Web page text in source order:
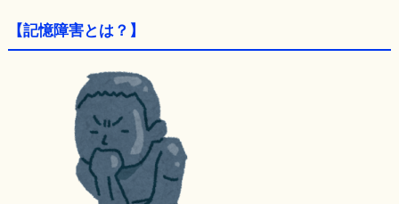
【記憶障害とは？】